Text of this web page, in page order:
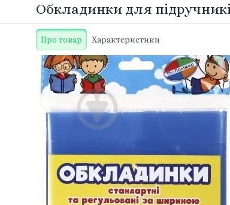
Обкладинки для
Про товар Характеристики